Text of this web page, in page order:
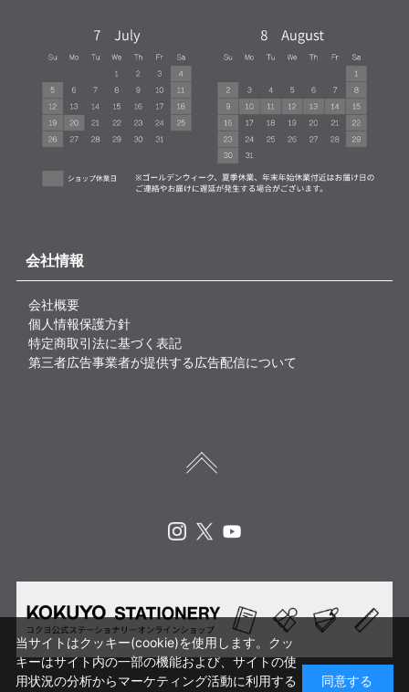
会社情報
会社概要
個人情報保護方針
特定商取引法に基づく表記
第三者広告事業者が提供する広告配信について
当サイトはクッキー(cookie)を使用します。クッ
キーはサイト内の一部の機能および、サイトの使
用状況の分析からマーケティング活動に利用する
同意する